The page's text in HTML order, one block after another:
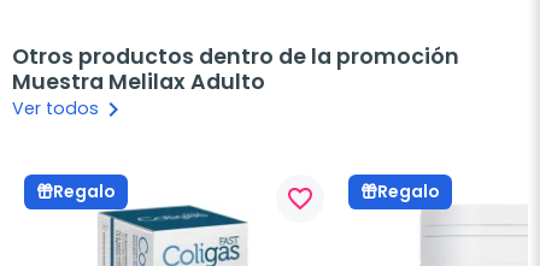
Otros productos dentro de la promoción
Muestra Melilax Adulto
Ver todos keyboard_arrow_right
Regalo favorite_border Regalo